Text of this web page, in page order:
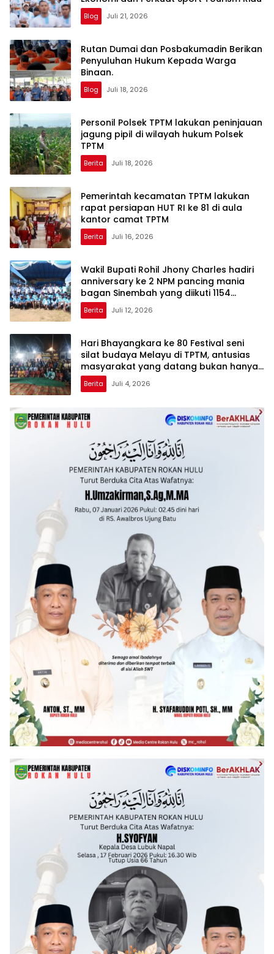
Blog Juli 21, 2026
Rutan Dumai dan Posbakumadin Berikan
Penyuluhan Hukum Kepada Warga
Binaan.
Blog Juli 18, 2026
Personil Polsek TPTM lakukan peninjauan
jagung pipil di wilayah hukum Polsek
TPTM
Berita Juli 18, 2026
Pemerintah kecamatan TPTM lakukan
rapat persiapan HUT RI ke 81 di aula
kantor camat TPTM
Berita Juli 16, 2026
Wakil Bupati Rohil Jhony Charles hadiri
anniversary ke 2 NPM pancing mania
bagan Sinembah yang diikuti 1154
peserta dari berbagai wilayah di pulau
sumatera
Berita Juli 12, 2026
Hari Bhayangkara ke 80 Festival seni
silat budaya Melayu di TPTM, antusias
masyarakat yang datang bukan hanya
dari Rohil, bahkan dari luar kabupaten
Rohil
Berita Juli 4, 2026